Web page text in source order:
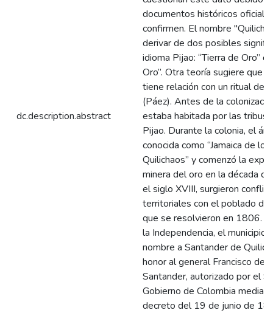
dc.description.abstract
documentos históricos
confirmen. El nombre
derivar de dos posibles
idioma Pijao: “Tierra de Oro” o
Oro”. Otra teoría sugiere que
tiene relación con un ritual del
(Páez). Antes de la
estaba habitada por las tribus
Pijao. Durante la colonia, el
conocida como “Jamaica de los
Quilichaos” y comenzó la
minera del oro en la década
el siglo XVIII, surgieron
territoriales con el poblado de
que se resolvieron en 1806.
la Independencia, el municipio
nombre a Santander de
honor al general Francisco de
Santander, autorizado por el
Gobierno de Colombia
decreto del 19 de junio de